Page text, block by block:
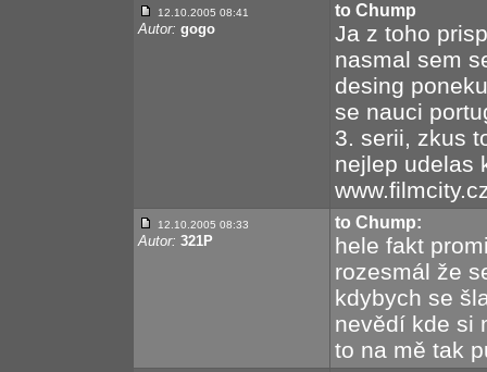
12.10.2005 08:41
Autor: gogo
to Chump
Ja z toho
nasmal sem
desing
se nauci
3. serii, zkus
nejlep udelas
12.10.2005 08:33
Autor: 321P
to Chump:
hele fakt
rozesmál že
kdybych se
nevědí kde si
to na mě tak